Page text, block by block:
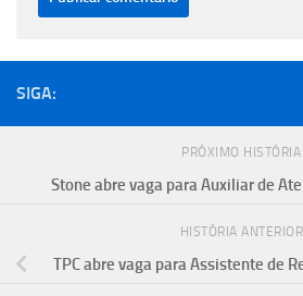
SIGA:
PRÓXIMO HISTÓRIA
Stone abre vaga para Auxiliar de
HISTÓRIA ANTERIOR
TPC abre vaga para Assistente de